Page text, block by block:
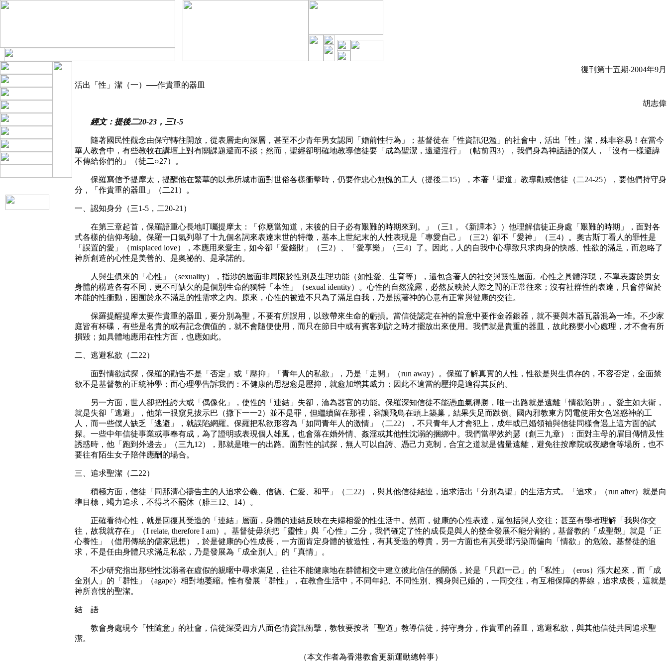
復刊第十五期‧2004年9月
活出「性」潔（一）──作貴重的器皿
胡志偉
經文：提後二20-23，三1-5
隨著國民性觀念由保守轉往開放，從表層走向深層，甚至不少青年男女認同「婚前性行為」；基督徒在「性資訊氾濫」的社會中，活出「性」潔，殊非容易！在當今
華人教會中，有些教牧在講壇上對有關課題避而不談；然而，聖經卻明確地教導信徒要「成為聖潔，遠避淫行」（帖前四3），我們身為神話語的僕人，「沒有一樣避諱
不傳給你們的」（徒二○27）。
保羅寫信予提摩太，提醒他在繁華的以弗所城市面對世俗各樣衝擊時，仍要作忠心無愧的工人（提後二15），本著「聖道」教導勸戒信徒（二24-25），要他們持守身
分，「作貴重的器皿」（二21）。
一、認知身分（三1-5，二20-21）
在第三章起首，保羅語重心長地叮囑提摩太：「你應當知道，末後的日子必有艱難的時期來到。」（三1，《新譯本》）他理解信徒正身處「艱難的時期」，面對各
式各樣的信仰考驗。保羅一口氣列舉了十九個名詞來表達末世的特徵，基本上世紀末的人性表現是「專愛自己」（三2）卻不「愛神」（三4）。奧古斯丁看人的罪性是
「誤置的愛」（misplaced love），本應用來愛主，如今卻「愛錢財」（三2）、「愛享樂」（三4）了。因此，人的自我中心導致只求肉身的快感、性欲的滿足，而忽略了
神所創造的心性是美善的、是奧祕的、是承諾的。
人與生俱來的「心性」（sexuality），指涉的層面非局限於性別及生理功能（如性愛、生育等），還包含著人的社交與靈性層面。心性之具體浮現，不單表露於男女
身體的構造各有不同，更不可缺欠的是個別生命的獨特「本性」（sexual identity）。心性的自然流露，必然反映於人際之間的正常往來；沒有社群性的表達，只會停留於
本能的性衝動，困囿於永不滿足的性需求之內。原來，心性的被造不只為了滿足自我，乃是照著神的心意有正常與健康的交往。
保羅提醒提摩太要作貴重的器皿，要分別為聖，不要有所誤用，以致帶來生命的虧損。當信徒認定在神的旨意中要作金器銀器，就不要與木器瓦器混為一堆。不少家
庭皆有杯碟，有些是名貴的或有記念價值的，就不會隨便使用，而只在節日中或有賓客到訪之時才擺放出來使用。我們就是貴重的器皿，故此務要小心處理，才不會有所
損毀；如具體地應用在性方面，也應如此。
二、逃避私欲（二22）
面對情欲試探，保羅的勸告不是「否定」或「壓抑」「青年人的私欲」，乃是「走開」（run away）。保羅了解真實的人性，性欲是與生俱存的，不容否定，全面禁
欲不是基督教的正統神學；而心理學告訴我們：不健康的思想愈是壓抑，就愈加增其威力；因此不適當的壓抑是適得其反的。
另一方面，世人卻把性誇大或「偶像化」，使性的「連結」失卻，淪為器官的功能。保羅深知信徒不能憑血氣得勝，唯一出路就是遠離「情欲陷阱」。愛主如大衛，
就是失卻「逃避」，他第一眼窺見拔示巴（撒下一一2）並不是罪，但繼續留在那裡，容讓飛鳥在頭上築巢，結果失足而跌倒。國內邪教東方閃電使用女色迷惑神的工
人，而一些僕人缺乏「逃避」，就誤陷網羅。保羅把私欲形容為「如同青年人的激情」（二22），不只青年人才會犯上，成年或已婚領袖與信徒同樣會遇上這方面的試
探。一些中年信徒事業或事奉有成，為了證明或表現個人雄風，也會落在婚外情、姦淫或其他性沈溺的捆綁中。我們當學效約瑟（創三九章）：面對主母的眉目傳情及性
誘惑時，他「跑到外邊去」（三九12），那就是唯一的出路。面對性的試探，無人可以自誇、憑己力克制，合宜之道就是儘量遠離，避免往按摩院或夜總會等場所，也不
要往有陌生女子陪伴應酬的場合。
三、追求聖潔（二22）
積極方面，信徒「同那清心禱告主的人追求公義、信德、仁愛、和平」（二22），與其他信徒結連，追求活出「分別為聖」的生活方式。「追求」（run after）就是向
準目標，竭力追求，不得著不罷休（腓三12、14）。
正確看待心性，就是回復其受造的「連結」層面，身體的連結反映在夫婦相愛的性生活中。然而，健康的心性表達，還包括與人交往；甚至有學者理解「我與你交
往，故我就存在」（I relate, therefore I am）。基督徒毋須把「靈性」與「心性」二分，我們確定了性的成長是與人的整全發展不能分割的，基督教的「成聖觀」就是「正
心養性」（借用傳統的儒家思想），於是健康的心性成長，一方面肯定身體的被造性，有其受造的尊貴，另一方面也有其受罪污染而偏向「情欲」的危險。基督徒的追
求，不是任由身體只求滿足私欲，乃是發展為「成全別人」的「真情」。
不少研究指出那些性沈溺者在虛假的親暱中尋求滿足，往往不能健康地在群體相交中建立彼此信任的關係，於是「只顧一己」的「私性」（eros）漲大起來，而「成
全別人」的「群性」（agape）相對地萎縮。惟有發展「群性」，在教會生活中，不同年紀、不同性別、獨身與已婚的，一同交往，有互相保障的界線，追求成長，這就是
神所喜悅的聖潔。
結 語
教會身處現今「性隨意」的社會，信徒深受四方八面色情資訊衝擊，教牧要按著「聖道」教導信徒，持守身分，作貴重的器皿，逃避私欲，與其他信徒共同追求聖
潔。
（本文作者為香港教會更新運動總幹事）